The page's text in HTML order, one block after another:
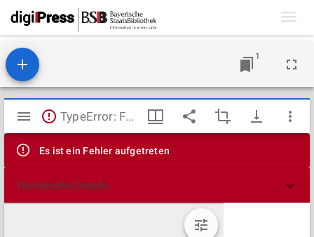
1
Mirador
Viewer
TypeError: Failed to fetch
Es ist ein Fehler aufgetreten
Technische Details